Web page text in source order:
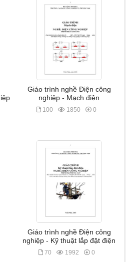
Giáo trình nghề Điện công
nghiệp - Mạch điện
100 1850 0
Giáo trình nghề Điện công
nghiệp - Kỹ thuật lắp đặt điện
70 1992 0